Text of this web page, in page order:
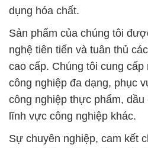
dụng hóa chất.
Sản phẩm của chúng tôi
nghệ tiên tiến và tuân thủ
cao cấp. Chúng tôi cung
công nghiệp đa dạng, phục
công nghiệp thực phẩm,
lĩnh vực công nghiệp khác.
Sự chuyên nghiệp, cam kết